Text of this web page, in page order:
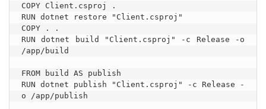
COPY Client.csproj .
RUN dotnet restore "Client.csproj"
COPY . .
RUN dotnet build "Client.csproj" -c Release -o
/app/build
FROM build AS publish
RUN dotnet publish "Client.csproj" -c Release -
o /app/publish